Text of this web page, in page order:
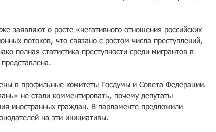
заявляют о росте «негативного отношения российских
потоков, что связано с ростом числа преступлений,
полная статистика преступности среди мигрантов в
в профильные комитеты Госдумы и Совета Федерации.
не стали комментировать, почему депутаты
иностранных граждан. В парламенте предложили
на эти инициативы.